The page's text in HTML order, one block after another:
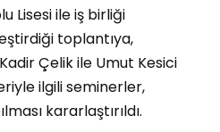
Lisesi ile iş birliği
toplantıya,
Çelik ile Umut Kesici
ilgili seminerler,
kararlaştırıldı.